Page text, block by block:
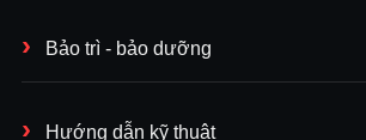
Bảo trì - bảo dưỡng
Hướng dẫn kỹ thuật